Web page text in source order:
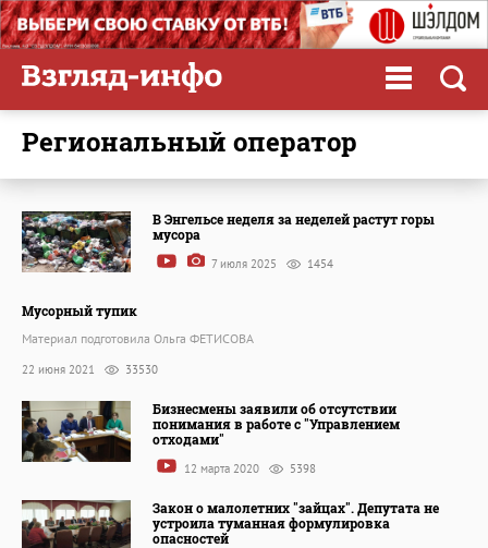
региональный оператор
В Энгельсе неделя за неделей растут горы
мусора
7 июля 2025 1454
Мусорный тупик
Материал подготовила Ольга ФЕТИСОВА
22 июня 2021 33530
Бизнесмены заявили об отсутствии
понимания в работе с "Управлением
отходами"
12 марта 2020 5398
Закон о малолетних "зайцах". Депутата не
устроила туманная формулировка
опасностей